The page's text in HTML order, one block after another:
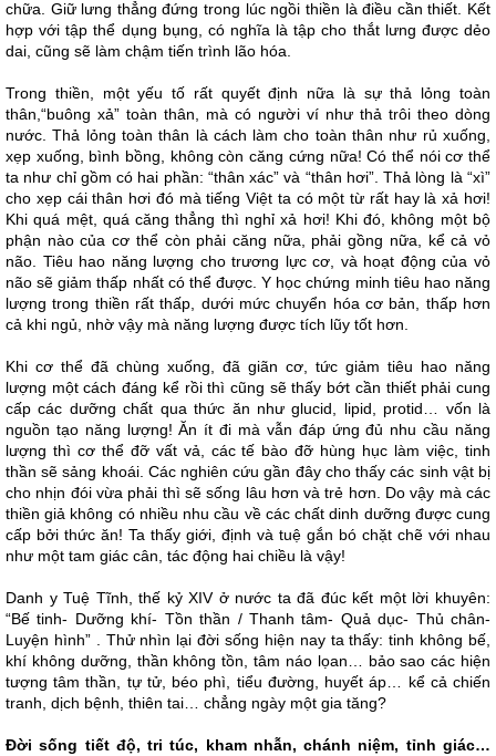
chữa. Giữ lưng thẳng đứng trong lúc ngồi thiền là điều cần thiết. Kết
hợp với tập thể dụng bụng, có nghĩa là tập cho thắt lưng được dẻo
dai, cũng sẽ làm chậm tiến trình lão hóa.
Trong thiền, một yếu tố rất quyết định nữa là sự thả lỏng toàn
thân,“buông xả” toàn thân, mà có người ví như thả trôi theo dòng
nước. Thả lỏng toàn thân là cách làm cho toàn thân như rủ xuống,
xẹp xuống, bình bồng, không còn căng cứng nữa! Có thể nói cơ thể
ta như chỉ gồm có hai phần: “thân xác” và “thân hơi”. Thả lòng là “xì”
cho xẹp cái thân hơi đó mà tiếng Việt ta có một từ rất hay là xả hơi!
Khi quá mệt, quá căng thẳng thì nghỉ xả hơi! Khi đó, không một bộ
phận nào của cơ thể còn phải căng nữa, phải gồng nữa, kể cả vỏ
não. Tiêu hao năng lượng cho trương lực cơ, và hoạt động của vỏ
não sẽ giảm thấp nhất có thể được. Y học chứng minh tiêu hao năng
lượng trong thiền rất thấp, dưới mức chuyển hóa cơ bản, thấp hơn
cả khi ngủ, nhờ vậy mà năng lượng được tích lũy tốt hơn.
Khi cơ thể đã chùng xuống, đã giãn cơ, tức giảm tiêu hao năng
lượng một cách đáng kể rồi thì cũng sẽ thấy bớt cần thiết phải cung
cấp các dưỡng chất qua thức ăn như glucid, lipid, protid… vốn là
nguồn tạo năng lượng! Ăn ít đi mà vẫn đáp ứng đủ nhu cầu năng
lượng thì cơ thể đỡ vất vả, các tế bào đỡ hùng hục làm việc, tinh
thần sẽ sảng khoái. Các nghiên cứu gần đây cho thấy các sinh vật bị
cho nhịn đói vừa phải thì sẽ sống lâu hơn và trẻ hơn. Do vậy mà các
thiền giả không có nhiều nhu cầu về các chất dinh dưỡng được cung
cấp bởi thức ăn! Ta thấy giới, định và tuệ gắn bó chặt chẽ với nhau
như một tam giác cân, tác động hai chiều là vậy!
Danh y Tuệ Tĩnh, thế kỷ XIV ở nước ta đã đúc kết một lời khuyên:
“Bế tinh- Dưỡng khí- Tồn thần / Thanh tâm- Quả dục- Thủ chân-
Luyện hình” . Thử nhìn lại đời sống hiện nay ta thấy: tinh không bế,
khí không dưỡng, thần không tồn, tâm náo lọan… bảo sao các hiện
tượng tâm thần, tự tử, béo phì, tiểu đường, huyết áp… kể cả chiến
tranh, dịch bệnh, thiên tai… chẳng ngày một gia tăng?
Đời sống tiết độ, tri túc, kham nhẫn, chánh niệm, tỉnh giác…